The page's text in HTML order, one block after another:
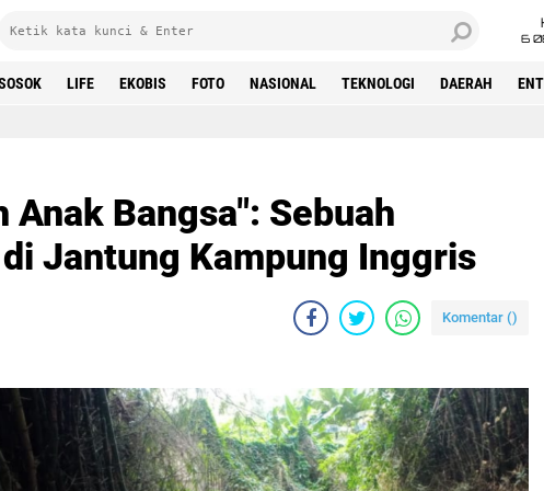
6
LIFE EKOBIS FOTO NASIONAL TEKNOLOGI DAERAH
Anak Bangsa": Sebuah
Jantung Kampung Inggris
Komentar ()